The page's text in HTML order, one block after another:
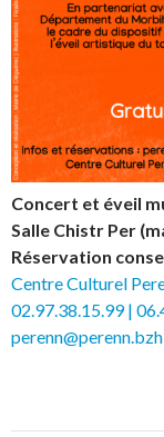
Concert et éveil
Salle Chistr Per
Réservation
Centre Culturel
02.97.38.15.99 |
perenn@perenn.bzh